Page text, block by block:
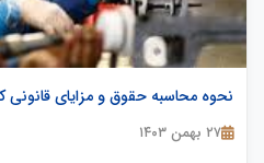
نحوه محاسبه حقوق و مزایای قانونی
۲۷ بهمن ۱۴۰۳